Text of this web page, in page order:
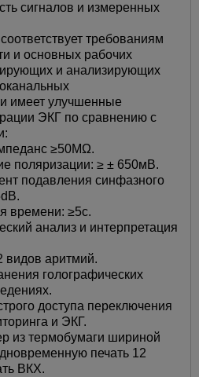
сигналов и измеренных
соответствует требованиям
и основных рабочих
и анализирующих
имеет улучшенные
ЭКГ по сравнению с
≥50MΩ.
≥ ± 650мВ.
синфазного
≥5с.
и интерпретация
аритмий.
голографических
доступа переключения
и ЭКГ.
из термобумаги шириной
печать 12
ВКХ.